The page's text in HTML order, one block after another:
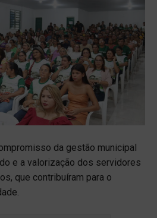
da gestão municipal
e a valorização dos servidores
que contribuíram para o